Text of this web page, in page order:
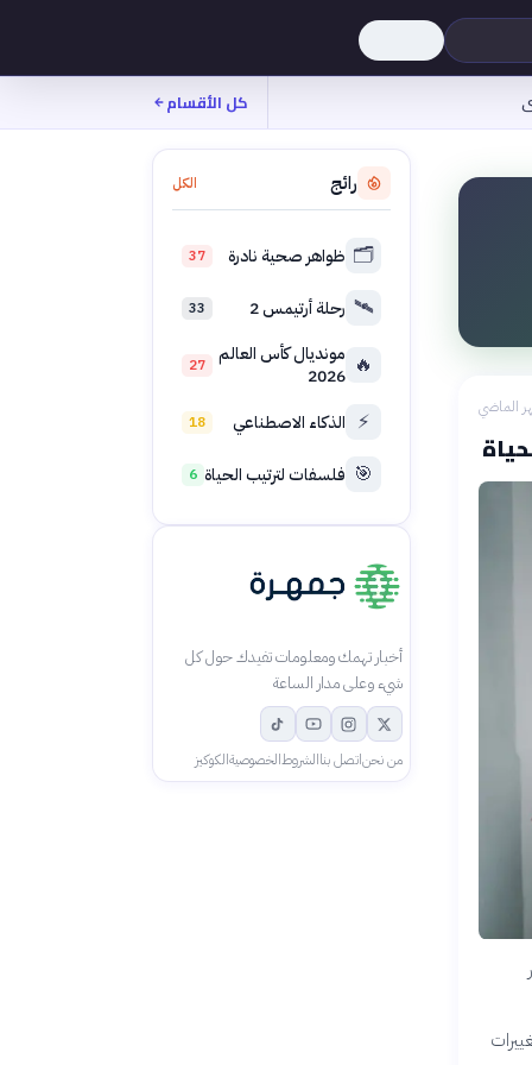
كل الأقسام
الماضي
رائج الكل
🗂️ ظواهر صحية نادرة 37
🛰️ رحلة أرتيمس 2 33
🔥 مونديال كأس العالم
2026
27
⚡ الذكاء الاصطناعي 18
🎯 فلسفات لترتيب الحياة 6
أخبار تهمك ومعلومات تفيدك حول كل
شيء وعلى مدار الساعة
من نحناتصل بناالشروطالخصوصيةالكوكيز